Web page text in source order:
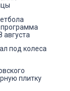
под колеса
плитку